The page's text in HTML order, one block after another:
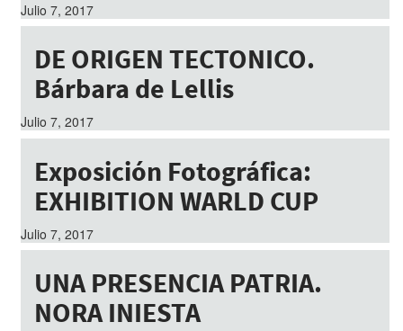
Julio 7, 2017
DE ORIGEN TECTONICO.
Bárbara de Lellis
Julio 7, 2017
Exposición Fotográfica:
EXHIBITION WARLD CUP
Julio 7, 2017
UNA PRESENCIA PATRIA.
NORA INIESTA